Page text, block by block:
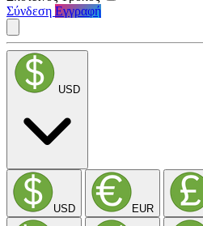
Σύνδεση Εγγραφή
USD
USD EUR